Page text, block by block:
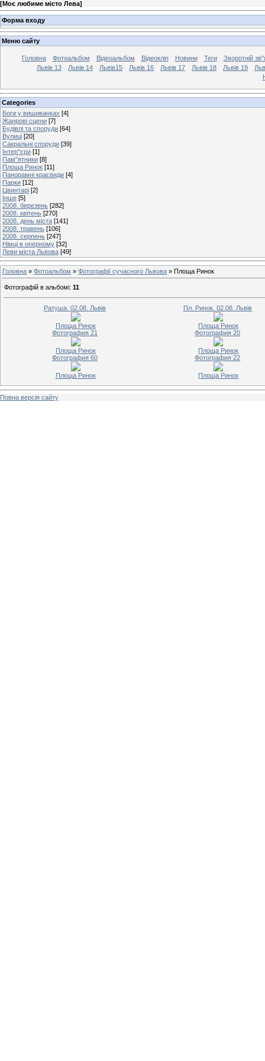
[Моє любиме місто Лева]
Форма входу
Меню сайту
Головна Фотоальбом Відеоальбом Відеокліп Новини Теги
Зворотній
Львів 13
Львів 14 Львів15 Львів 16 Львів 17 Львів 18 Львів 19
Categories
Боги у вишиванках [4]
Жанрові сцени [7]
Будівлі та споруди [64]
Вулиці [20]
Сакральні споруди [39]
Інтер"єри [1]
Пам"ятники [8]
Площа Ринок [11]
Панорамні краєвиди [4]
Парки [12]
Цвинтарі [2]
Інше [5]
2008. березень [282]
2008. квітень [270]
2008. день міста [141]
2008. травень [106]
2008. серпень [247]
Німці в оперному [32]
Леви міста Львова [49]
Головна » Фотоальбом » Фотографії сучасного Львова » Площа Ринок
Фотографій в альбомі: 11
Ратуша. 02.08. Львів
Площа Ринок
Пл. Ринок. 02.08. Львів
Площа Ринок
Фотография 21
Площа Ринок
Фотография 20
Площа Ринок
Фотография 60
Площа Ринок
Фотография 22
Площа Ринок
Повна версія сайту